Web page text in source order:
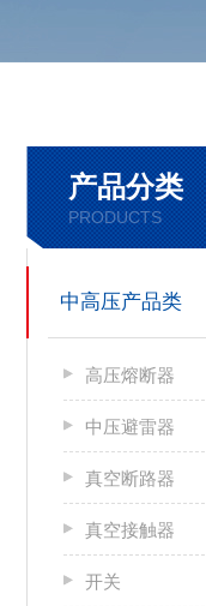
产品分类
PRODUCTS
中高压产品类
高压熔断器
中压避雷器
真空断路器
真空接触器
开关